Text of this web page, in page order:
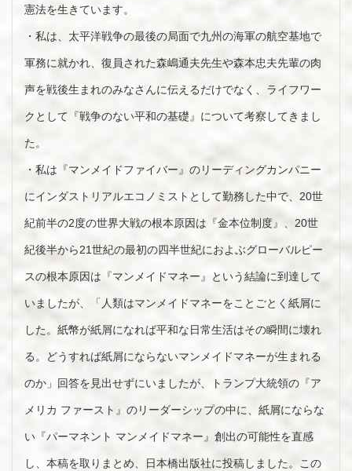
憲法を生きています。
・私は、太平洋戦争の最後の局面で九州の海軍の航空基地で
軍務に就かれ、復員された森嶋通夫先生や森本忠夫先輩の肉
声を戦後生まれのみなさんに伝えるだけでなく、ライフワー
クとして『戦争のない平和の基礎』について考察してきまし
た。
・私は『マンメイドファイバー』のリーディングカンパニー
にインダストリアルエコノミストとして勤務した中で、20世
紀前半の2度の世界大戦の根本原因は『金本位制度』、20世
紀後半から21世紀の最初の四半世紀におよぶグローバルピー
スの根本原因は『マンメイドマネー』という結論に到達して
いましたが、「人類はマンメイドマネーをことごとく紙屑に
した。紙幣が紙屑になれば平和な日常生活はその瞬間に壊れ
る。どうすれば紙屑にならないマンメイドマネーが生まれる
のか」回答を見出せずにいましたが、トランプ大統領の『ア
メリカ ファースト』のリーダーシップの中に、紙屑にならな
い『パーマネント マンメイドマネー』創出の可能性を直感
し、本稿を取りまとめ、日本橋出版社に投稿しました。この